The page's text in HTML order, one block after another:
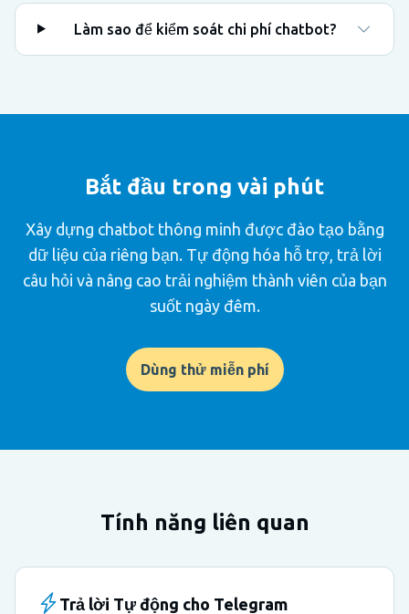
Làm sao để kiểm soát chi phí chatbot?
Bắt đầu trong vài phút
Xây dựng chatbot thông minh được đào tạo bằng
dữ liệu của riêng bạn. Tự động hóa hỗ trợ, trả lời
câu hỏi và nâng cao trải nghiệm thành viên của bạn
suốt ngày đêm.
Dùng thử miễn phí
Tính năng liên quan
Trả lời Tự động cho Telegram